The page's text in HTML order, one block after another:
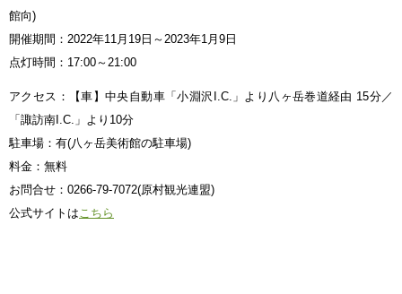
館向)
開催期間：2022年11月19日～2023年1月9日
点灯時間：17:00～21:00
アクセス：【車】中央自動車「小淵沢I.C.」より八ヶ岳巻道経由 15分／
「諏訪南I.C.」より10分
駐車場：有(八ヶ岳美術館の駐車場)
料金：無料
お問合せ：0266-79-7072(原村観光連盟)
公式サイトは こちら